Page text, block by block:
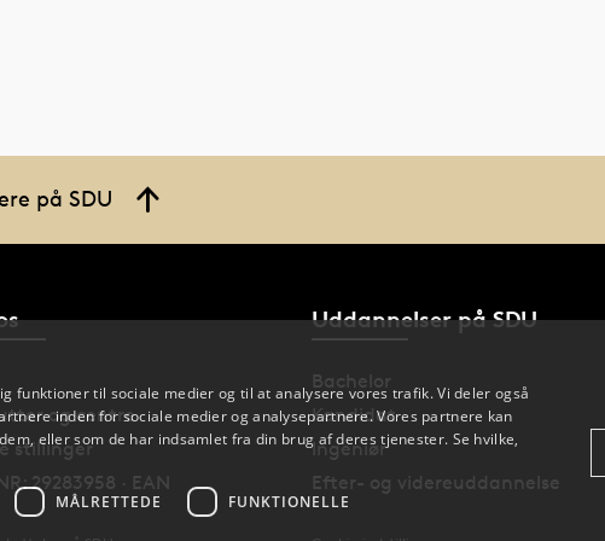
på SDU
og centre
stillinger
29283958 · EAN
Uddannelser på SDU
Bachelor
Kandidat
Ingeniør
Efter- og videreuddannelse
funktioner til sociale medier og til at analysere vores trafik. Vi deler også
inden for sociale medier og analysepartnere. Vores partnere kan
eller som de har indsamlet fra din brug af deres tjenester. Se hvilke,
MÅLRETTEDE FUNKTIONELLE